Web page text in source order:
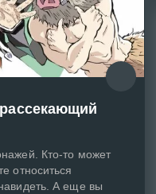
Кто-то может
относиться
А еще вы